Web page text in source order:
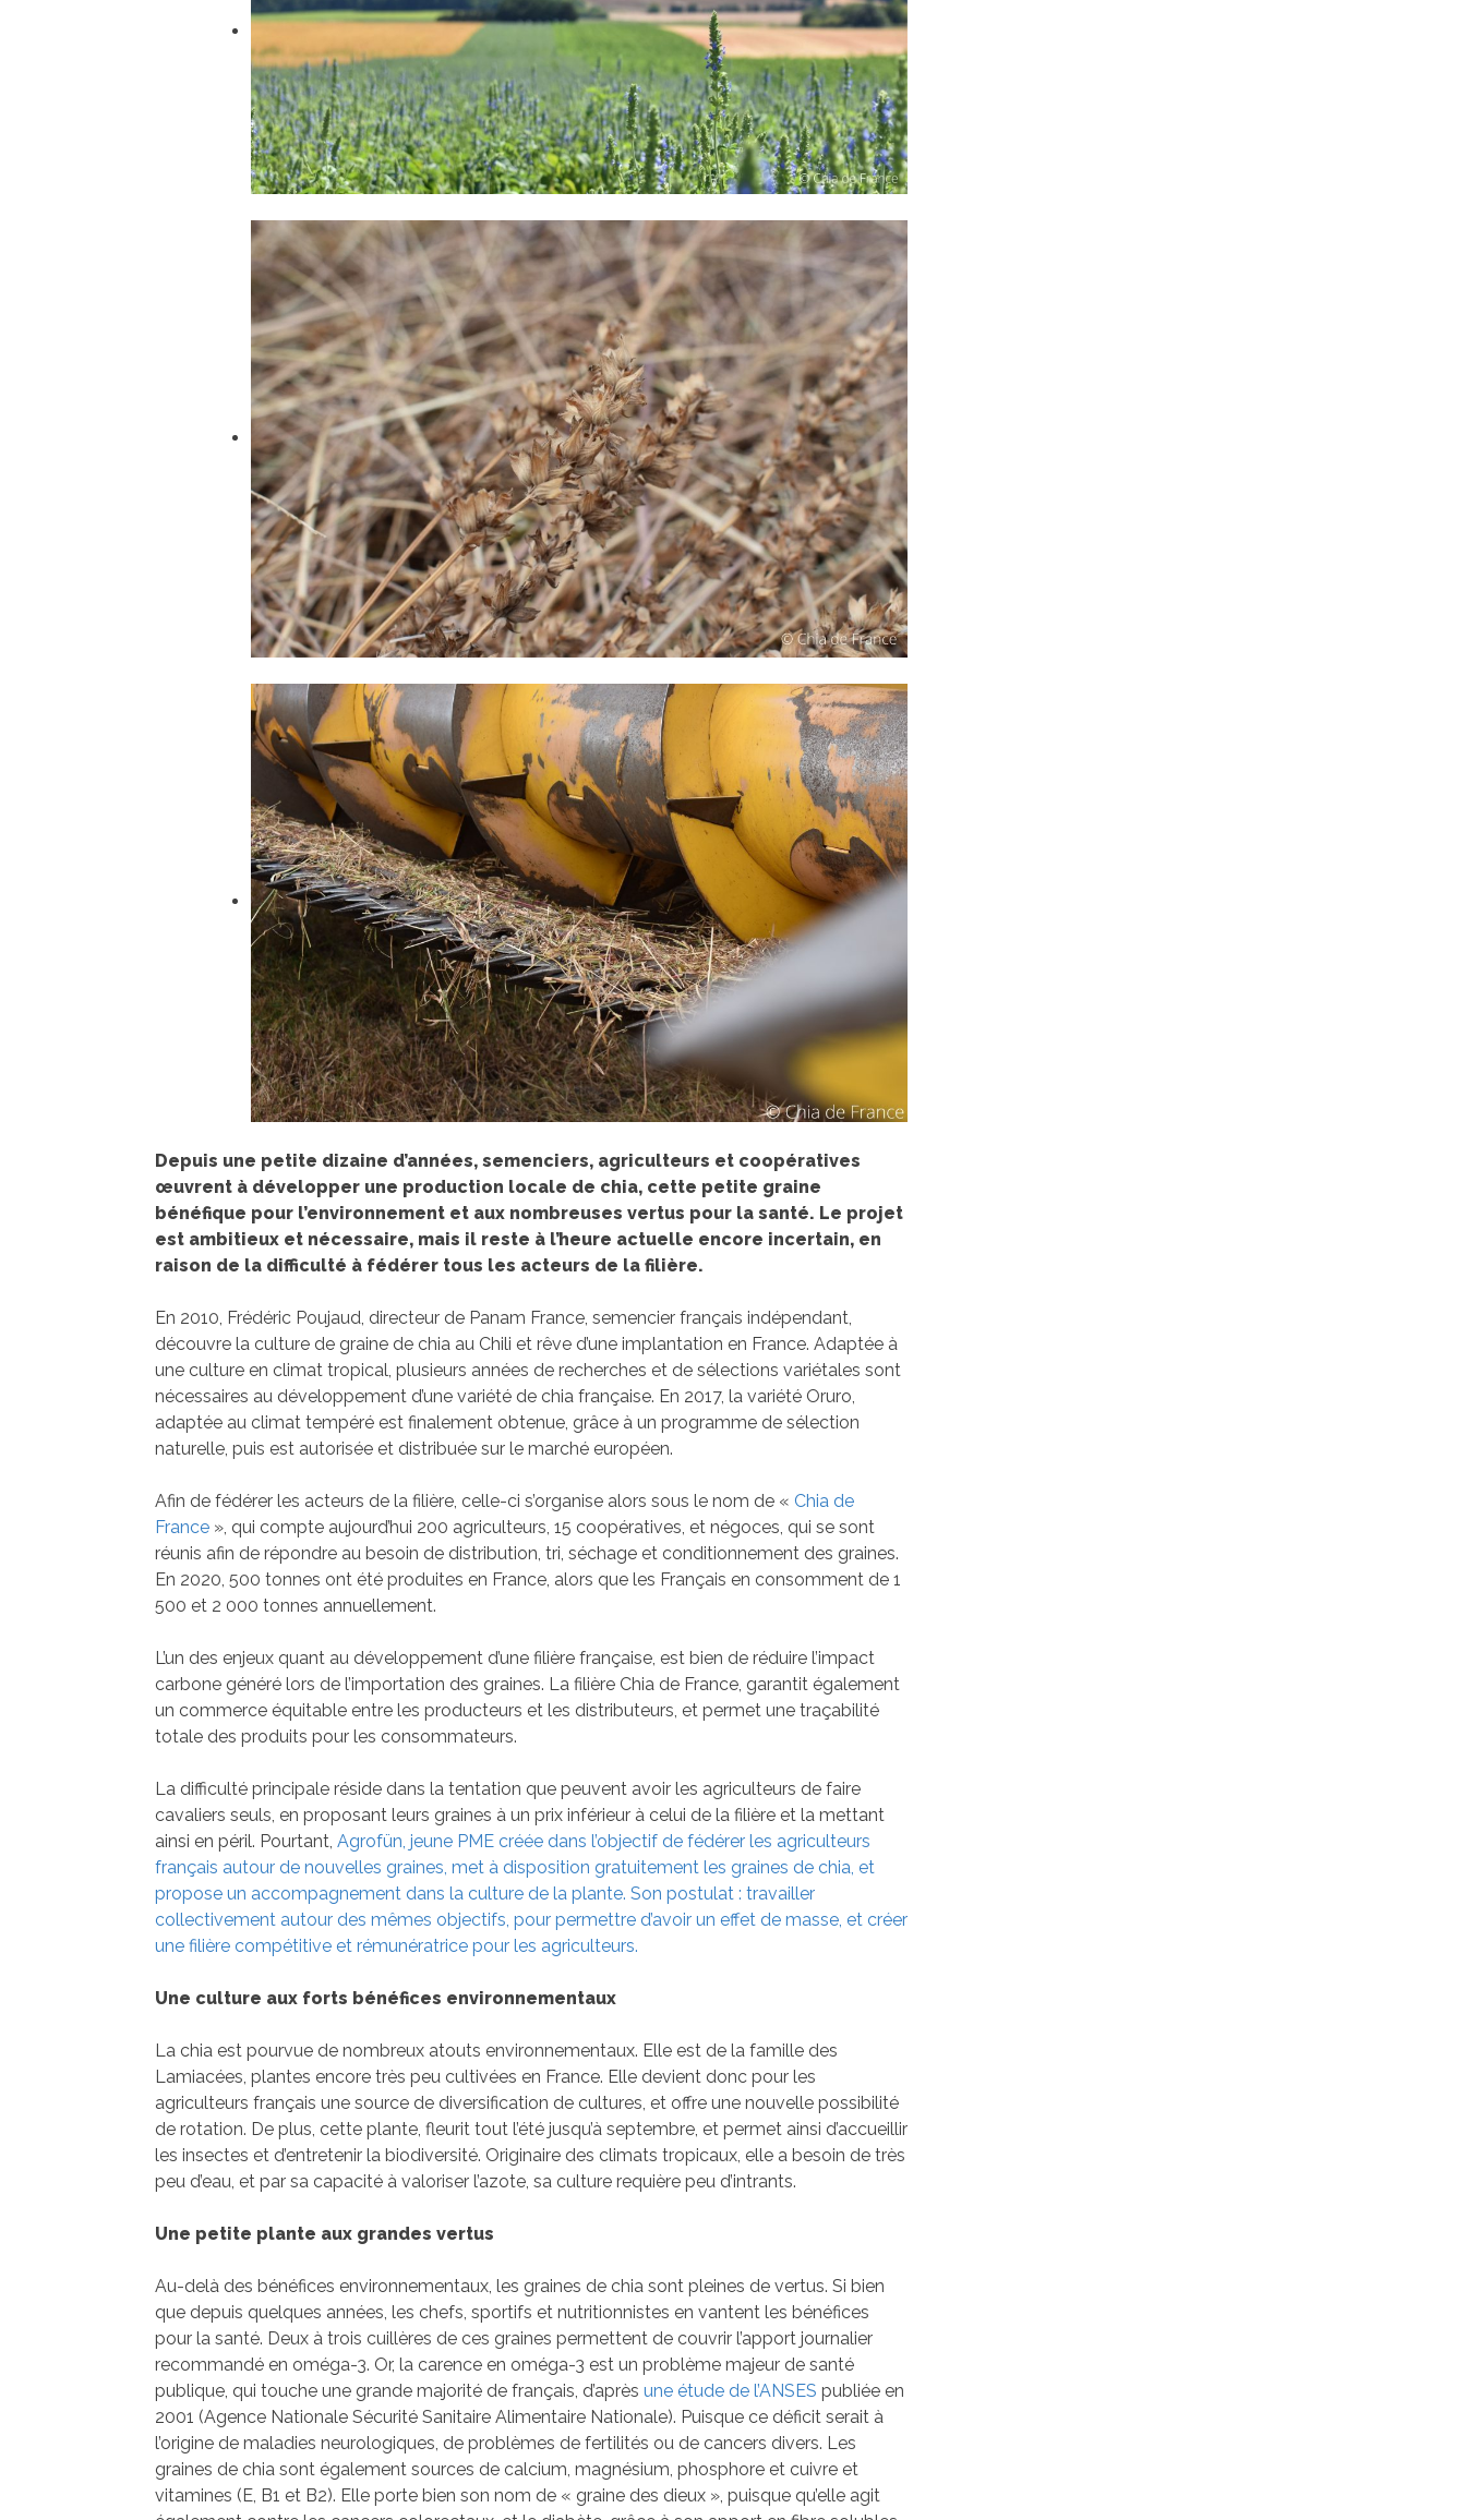
Depuis une petite dizaine d’années, semenciers, agriculteurs et coopératives
œuvrent à développer une production locale de chia, cette petite graine
bénéfique pour l’environnement et aux nombreuses vertus pour la santé. Le projet
est ambitieux et nécessaire, mais il reste à l’heure actuelle encore incertain, en
raison de la difficulté à fédérer tous les acteurs de la filière.
En 2010, Frédéric Poujaud, directeur de Panam France, semencier français indépendant,
découvre la culture de graine de chia au Chili et rêve d’une implantation en France. Adaptée à
une culture en climat tropical, plusieurs années de recherches et de sélections variétales sont
nécessaires au développement d’une variété de chia française. En 2017, la variété Oruro,
adaptée au climat tempéré est finalement obtenue, grâce à un programme de sélection
naturelle, puis est autorisée et distribuée sur le marché européen.
Afin de fédérer les acteurs de la filière, celle-ci s’organise alors sous le nom de « Chia de
France », qui compte aujourd’hui 200 agriculteurs, 15 coopératives, et négoces, qui se sont
réunis afin de répondre au besoin de distribution, tri, séchage et conditionnement des graines.
En 2020, 500 tonnes ont été produites en France, alors que les Français en consomment de 1
500 et 2 000 tonnes annuellement.
L’un des enjeux quant au développement d’une filière française, est bien de réduire l’impact
carbone généré lors de l’importation des graines. La filière Chia de France, garantit également
un commerce équitable entre les producteurs et les distributeurs, et permet une traçabilité
totale des produits pour les consommateurs.
La difficulté principale réside dans la tentation que peuvent avoir les agriculteurs de faire
cavaliers seuls, en proposant leurs graines à un prix inférieur à celui de la filière et la mettant
ainsi en péril. Pourtant, Agrofün, jeune PME créée dans l’objectif de fédérer les agriculteurs
français autour de nouvelles graines, met à disposition gratuitement les graines de chia, et
propose un accompagnement dans la culture de la plante. Son postulat : travailler
collectivement autour des mêmes objectifs, pour permettre d’avoir un effet de masse, et créer
une filière compétitive et rémunératrice pour les agriculteurs.
Une culture aux forts bénéfices environnementaux
La chia est pourvue de nombreux atouts environnementaux. Elle est de la famille des
Lamiacées, plantes encore très peu cultivées en France. Elle devient donc pour les
agriculteurs français une source de diversification de cultures, et offre une nouvelle possibilité
de rotation. De plus, cette plante, fleurit tout l’été jusqu’à septembre, et permet ainsi d’accueillir
les insectes et d’entretenir la biodiversité. Originaire des climats tropicaux, elle a besoin de très
peu d’eau, et par sa capacité à valoriser l’azote, sa culture requière peu d’intrants.
Une petite plante aux grandes vertus
Au-delà des bénéfices environnementaux, les graines de chia sont pleines de vertus. Si bien
que depuis quelques années, les chefs, sportifs et nutritionnistes en vantent les bénéfices
pour la santé. Deux à trois cuillères de ces graines permettent de couvrir l’apport journalier
recommandé en oméga-3. Or, la carence en oméga-3 est un problème majeur de santé
publique, qui touche une grande majorité de français, d’après une étude de l’ANSES publiée en
2001 (Agence Nationale Sécurité Sanitaire Alimentaire Nationale). Puisque ce déficit serait à
l’origine de maladies neurologiques, de problèmes de fertilités ou de cancers divers. Les
graines de chia sont également sources de calcium, magnésium, phosphore et cuivre et
vitamines (E, B1 et B2). Elle porte bien son nom de « graine des dieux », puisque qu’elle agit